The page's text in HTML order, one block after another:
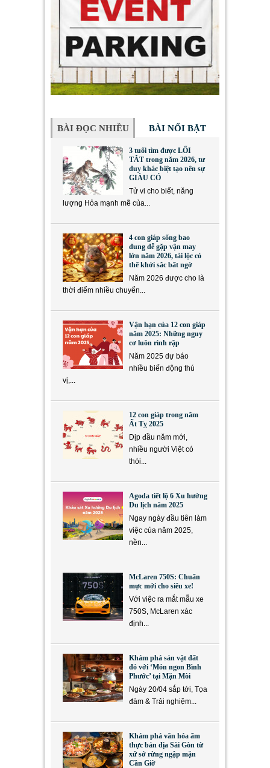
BÀI ĐỌC NHIỀU BÀI NỔI BẬT
3 tuổi tìm được LỐI
TẮT trong năm 2026, tư
duy khác biệt tạo nên sự
GIÀU CÓ
Tử vi cho biết, năng
lượng Hỏa mạnh mẽ của...
4 con giáp sống bao
dung dễ gặp vận may
lớn năm 2026, tài lộc có
thể khởi sắc bất ngờ
Năm 2026 được cho là
thời điểm nhiều chuyển...
Vận hạn của 12 con giáp
năm 2025: Những nguy
cơ luôn rình rập
Năm 2025 dự báo
nhiều biến động thú
vị,...
12 con giáp trong năm
Ất Tỵ 2025
Dịp đầu năm mới,
nhiều người Việt có
thói...
Agoda tiết lộ 6 Xu hướng
Du lịch năm 2025
Ngay ngày đầu tiên làm
việc của năm 2025,
nền...
McLaren 750S: Chuẩn
mực mới cho siêu xe!
Với việc ra mắt mẫu xe
750S, McLaren xác
định...
Khám phá sản vật đất
đỏ với ‘Món ngon Bình
Phước’ tại Mặn Mòi
Ngày 20/04 sắp tới, Tọa
đàm & Trải nghiệm...
Khám phá văn hóa ẩm
thực bản địa Sài Gòn từ
xứ sở rừng ngập mặn
Cần Giờ